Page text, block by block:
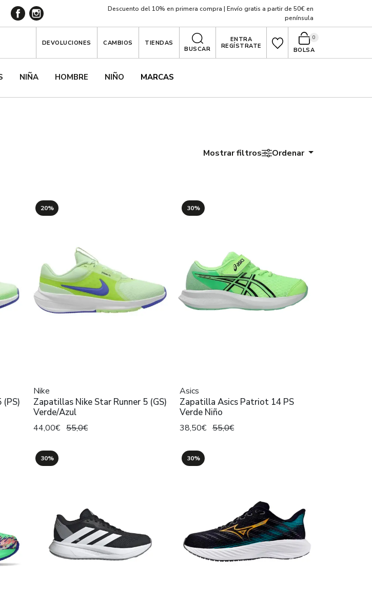
Descuento del 10% en primera compra | Envío gratis a partir de 50€ en
península
NIÑA HOMBRE NIÑO MARCAS
DEVOLUCIONES CAMBIOS
TIENDAS
BUSCAR
ENTRA
REGÍSTRATE
BOLSA
0
Mostrar filtros Ordenar
(PS)
20%
Nike
Zapatillas Nike Star Runner 5 (GS)
Verde/Azul
44,00€ 55,0€
30%
Asics
Zapatilla Asics Patriot 14 PS
Verde Niño
38,50€ 55,0€
30% 30%